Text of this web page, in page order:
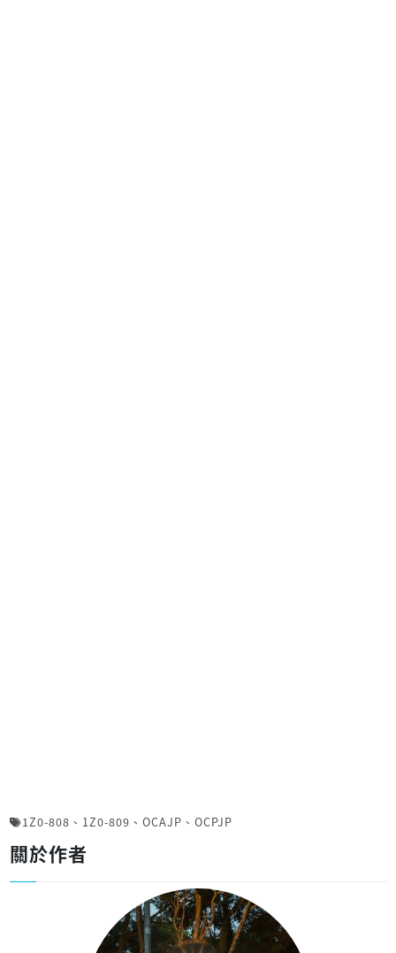
1Z0-808 、 1Z0-809 、 OCAJP 、 OCPJP
關於作者